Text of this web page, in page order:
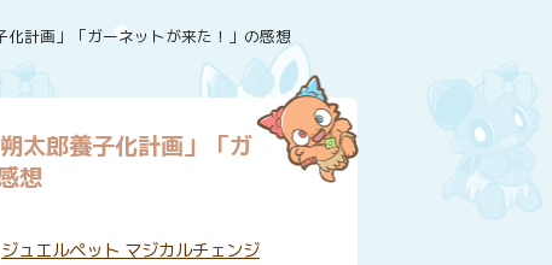
計画」「ガーネットが来た！」の感想
太郎養子化計画」「ガ
想
グ:
ジュエルペット マジカルチェンジ